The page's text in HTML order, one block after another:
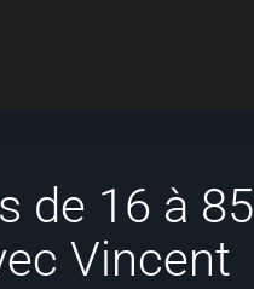
de 16 à 85
Vincent